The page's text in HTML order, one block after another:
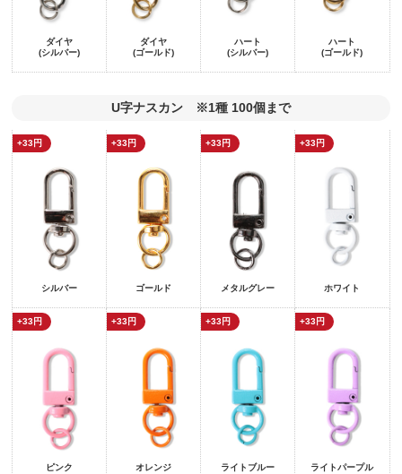
ダイヤ
(シルバー)
ダイヤ
(ゴールド)
ハート
(シルバー)
ハート
(ゴールド)
U字ナスカン ※1種 100個まで
シルバー
+33円
ゴールド
+33円
メタルグレー
+33円
ホワイト
+33円
ピンク
+33円
オレンジ
+33円
ライトブルー
+33円
ライトパープル
+33円